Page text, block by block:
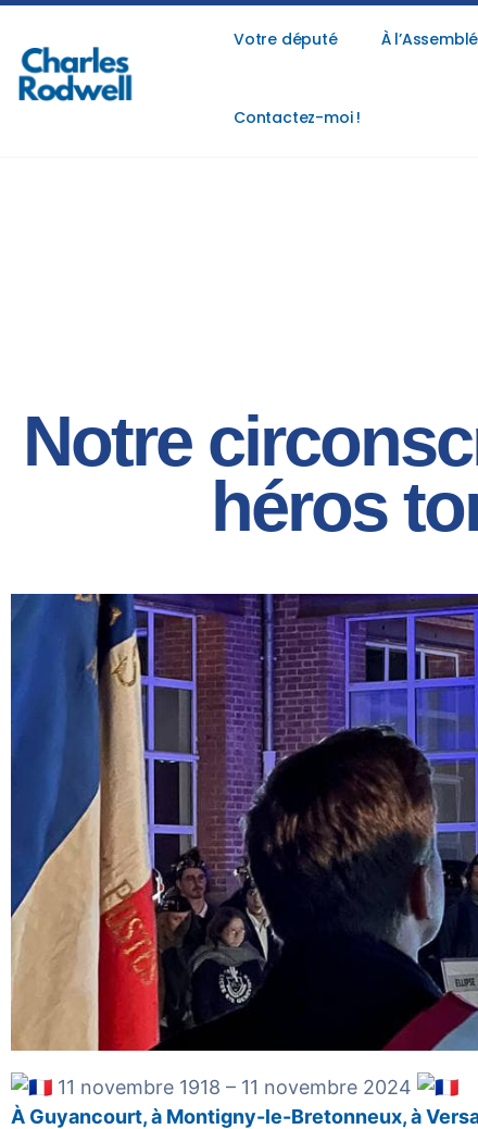
Votre député À
Contactez-moi !
Notre
héros
11 novembre 1918 – 11 novembre 2024
À Guyancourt, à Montigny-le-Bretonneux, à